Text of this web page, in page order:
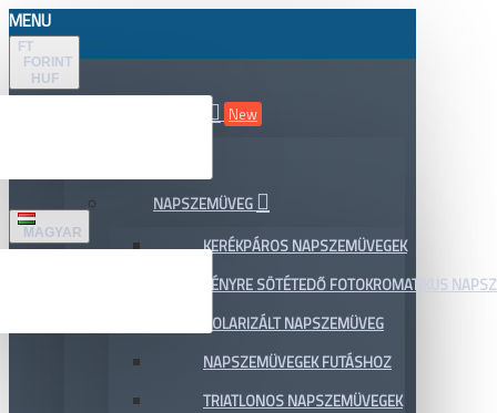
MENU
FT
FORINT
HUF
MAGYAR
New
NAPSZEMÜVEG
KERÉKPÁROS NAPSZEMÜVEGEK
FÉNYRE SÖTÉTEDŐ FOTOKROMATIKUS
POLARIZÁLT NAPSZEMÜVEG
NAPSZEMÜVEGEK FUTÁSHOZ
TRIATLONOS NAPSZEMÜVEGEK